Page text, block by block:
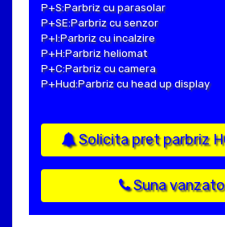
P+S:Parbriz cu parasolar
P+SE:Parbriz cu senzor
P+I:Parbriz cu incalzire
P+H:Parbriz heliomat
P+C:Parbriz cu camera
P+Hud:Parbriz cu head up display
Solicita pret parbriz
Suna